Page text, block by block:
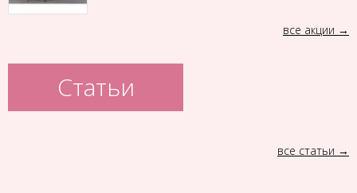
все акции
Статьи
все статьи